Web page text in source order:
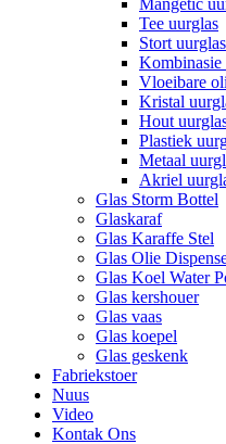
Mangetic
Tee uurglas
Stort uurglas
Kombinasie
Vloeibare
Kristal
Hout
Plastiek
Metaal
Akriel
Glas Storm Bottel
Glaskaraf
Glas Karaffe Stel
Glas Olie
Glas Koel Water
Glas kershouer
Glas vaas
Glas koepel
Glas geskenk
Fabriekstoer
Nuus
Video
Kontak Ons